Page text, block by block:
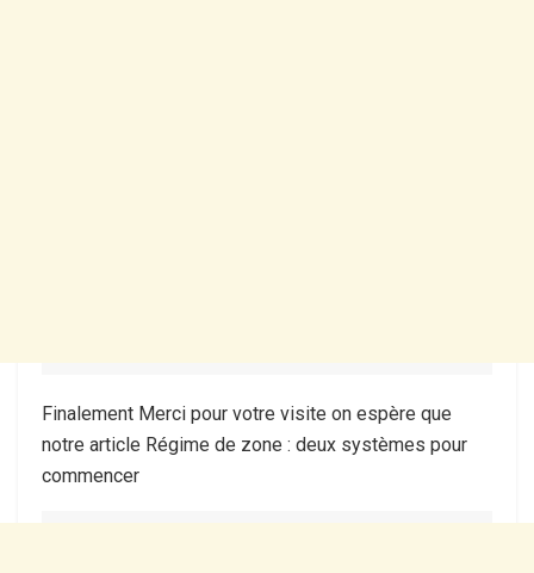
Finalement Merci pour votre visite on espère que
notre article Régime de zone : deux systèmes pour
commencer